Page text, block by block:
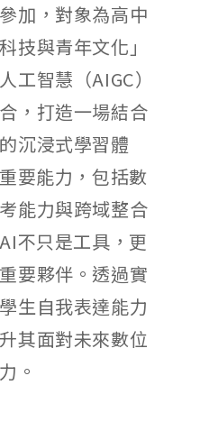
加，對象為高中
技與青年文化」
工智慧（AIGC）
，打造一場結合
沉浸式學習體
要能力，包括數
能力與跨域整合
不只是工具，更
要夥伴。透過實
生自我表達能力
其面對未來數位
。